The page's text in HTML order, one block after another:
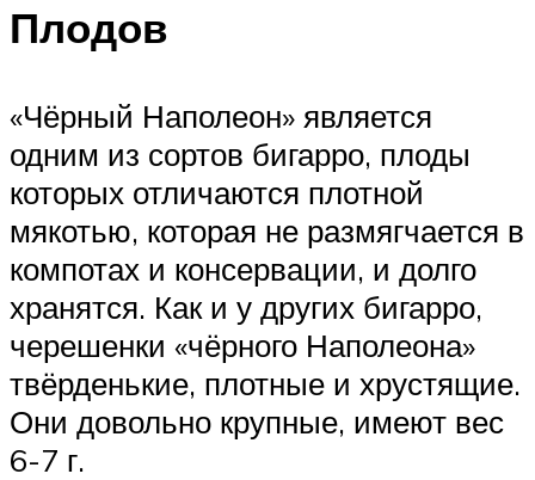
Плодов
«Чёрный Наполеон» является
одним из сортов бигарро, плоды
которых отличаются плотной
мякотью, которая не размягчается в
компотах и консервации, и долго
хранятся. Как и у других бигарро,
черешенки «чёрного Наполеона»
твёрденькие, плотные и хрустящие.
Они довольно крупные, имеют вес
6-7 г.